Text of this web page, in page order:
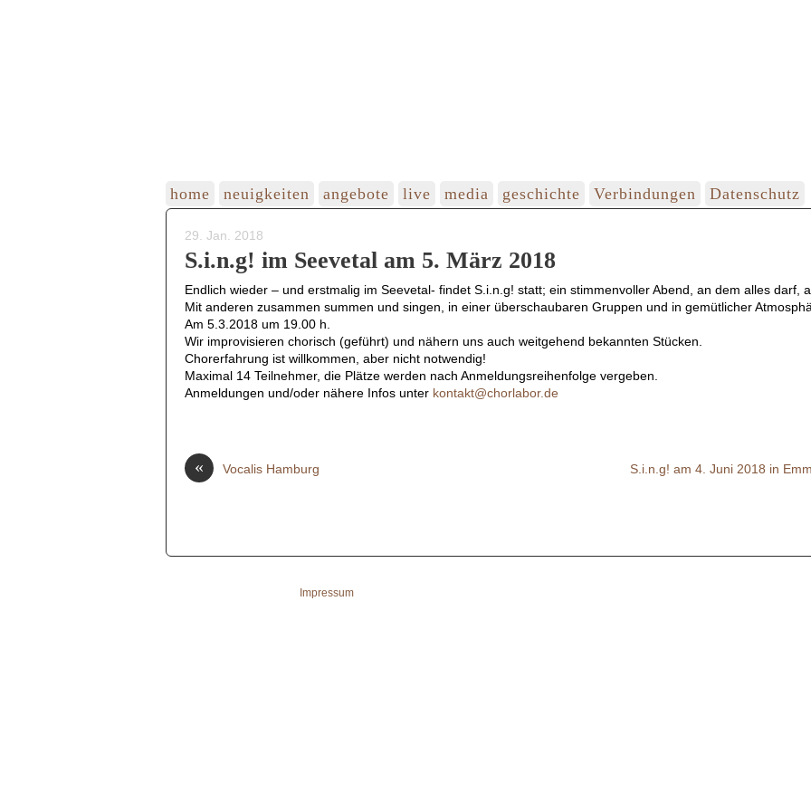
home neuigkeiten angebote live media geschichte Verbindungen Datenschutz
29. Jan. 2018
S.i.n.g! im Seevetal am 5. März 2018
Endlich wieder – und erstmalig im Seevetal- findet S.i.n.g! statt; ein stimmenvoller Abend, an dem alles darf,
Mit anderen zusammen summen und singen, in einer überschaubaren Gruppen und in gemütlicher
Am 5.3.2018 um 19.00 h.
Wir improvisieren chorisch (geführt) und nähern uns auch weitgehend bekannten Stücken.
Chorerfahrung ist willkommen, aber nicht notwendig!
Maximal 14 Teilnehmer, die Plätze werden nach Anmeldungsreihenfolge vergeben.
Anmeldungen und/oder nähere Infos unter kontakt@chorlabor.de
« Vocalis Hamburg S.i.n.g! am 4. Juni 2018 in
Impressum